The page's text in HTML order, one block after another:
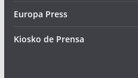
Europa Press
Kiosko de Prensa